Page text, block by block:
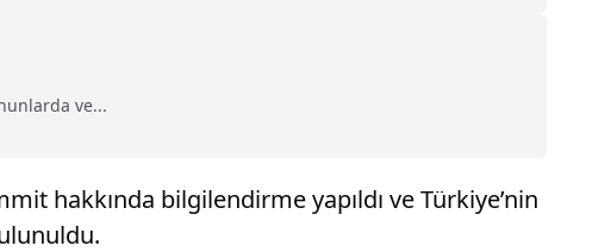
ve...
hakkında bilgilendirme yapıldı ve Türkiye’nin